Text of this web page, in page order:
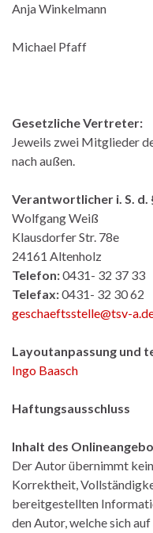
Anja Winkelmann
Michael Pfaff
Gesetzliche Vertreter:
Jeweils zwei Mitglieder
nach außen.
Verantwortlicher i. S. d.
Wolfgang Weiß
Klausdorfer Str. 78e
24161 Altenholz
Telefon:0431- 32 37 33
Telefax:0431- 32 30 62
geschaeftsstelle@tsv-
Layoutanpassung und
Ingo Baasch
Haftungsausschluss
Inhalt des
Der Autor übernimmt
Korrektheit,
bereitgestellten
den Autor, welche sich